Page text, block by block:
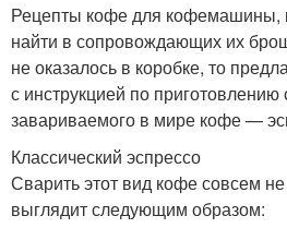
Рецепты кофе для кофемашины,
найти в сопровождающих их
не оказалось в коробке, то
с инструкцией по приготовлению
завариваемого в мире кофе —
Классический эспрессо
Сварить этот вид кофе совсем
выглядит следующим образом: